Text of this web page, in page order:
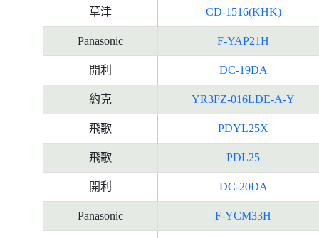
草津 CD-1516(KHK)
Panasonic F-YAP21H
開利 DC-19DA
約克 YR3FZ-016LDE-A-Y
飛歌 PDYL25X
飛歌 PDL25
開利 DC-20DA
Panasonic F-YCM33H